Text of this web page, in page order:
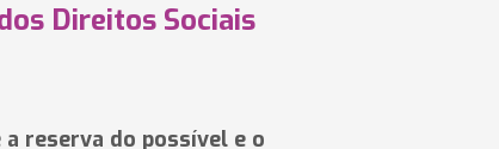
Direitos Sociais
reserva do possível e o